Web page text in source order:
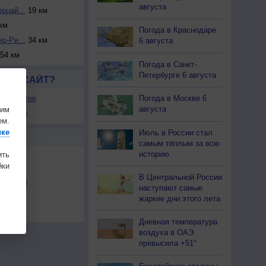
19 км
Ри... 34 км
км
САЙТ?
сайтов
в RSS
августа
Погода в Краснодаре
6 августа
Погода в Санкт-
Петербурге 6 августа
Погода в Москве 6
августа
Июль в России стал
самым тёплым за всю
историю
В Центральной России
наступают самые
жаркие дни этого лета
Дневная температура
воздуха в ОАЭ
превысила +51°